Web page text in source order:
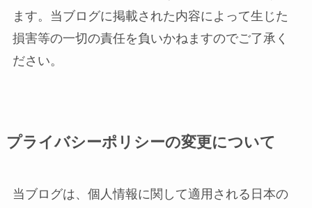
ます。当ブログに掲載された内容によって生じた
損害等の一切の責任を負いかねますのでご了承く
ださい。
プライバシーポリシーの変更について
当ブログは、個人情報に関して適用される日本の